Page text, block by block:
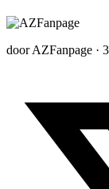
door AZFanpage ·